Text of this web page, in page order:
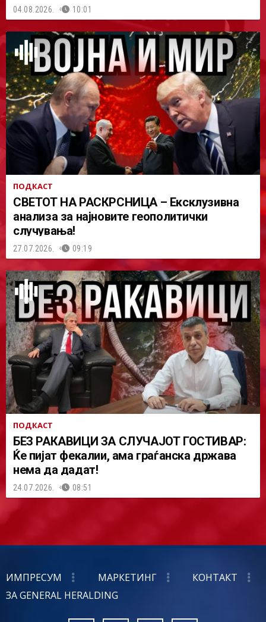
04.08.2026. 10:01
ПОДКАСТ
СВЕТОТ НА РАСКРСНИЦА – Ексклузивна
анализа за најновите геополитички
случувања!
27.07.2026. 09:19
ПОДКАСТ
БЕЗ РАКАВИЦИ ЗА СЛУЧАЈОТ ГОСТИВАР:
Ќе пијат фекалии, ама граѓанска држава
нема да дадат!
24.07.2026. 08:51
ИМПРЕСУМ МАРКЕТИНГ
КОНТАКТ
ЗА GENERAL HERALDING